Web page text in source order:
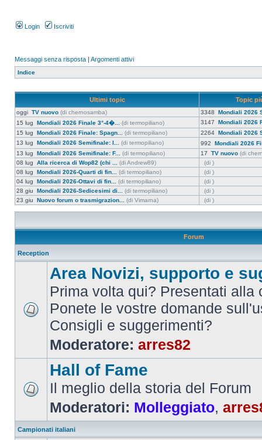
Login Iscriviti
Messaggi senza risposta | Argomenti attivi
Indice
Ultimi topic Topic
oggi TV nuovo (di chernosamba) 3348 Mondiali 2026
15 lug Mondiali 2026 Finale 3°-4�... (di termopiliano) 3147 Mondiali 2026
15 lug Mondiali 2026 Finale: Spagn... (di termopiliano) 2264 Mondiali 2026
13 lug Mondiali 2026 Semifinale: I... (di termopiliano) 992 Mondiali 2026
13 lug Mondiali 2026 Semifinale: F... (di termopiliano) 17 TV nuovo (di
08 lug Alla ricerca di Wop82 (chi ... (di Andrew89)
(di )
08 lug Mondiali 2026-Quarti di fin... (di termopiliano)
(di )
04 lug Mondiali 2026-Ottavi di fin... (di termopiliano)
(di )
28 giu Mondiali 2026-Sedicesimi di... (di termopiliano)
(di )
23 giu Nuovo forum o trasmigrazion... (di Vimarna) (di )
Forum
Reception
Area Novizi, supporto e
Prima volta qui? Presentati alla
Ponete le vostre domande
Consigli e suggerimenti?
Moderatore: arres82
Hall of Fame
Il meglio della storia del Forum
Moderatori: Molleggiato,
Campionati italiani